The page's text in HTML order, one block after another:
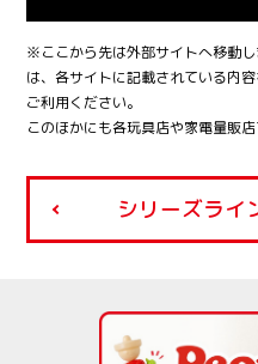
※ここから先は外部サイトへ移動
は、各サイトに記載されている内
ご利用ください。
このほかにも各玩具店や家電量販
シリーズライ